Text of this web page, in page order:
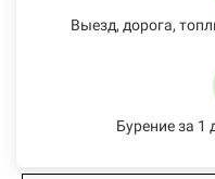
Выезд, дорога,
Бурение за 1